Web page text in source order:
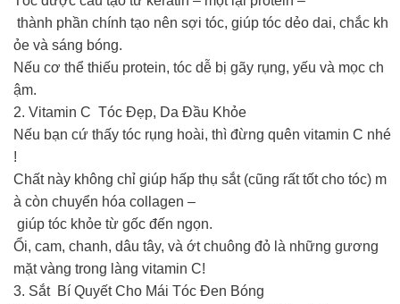
thành phần chính tạo nên sợi tóc, giúp tóc dẻo dai, chắc kh
ỏe và sáng bóng.
Nếu cơ thể thiếu protein, tóc dễ bị gãy rụng, yếu và mọc ch
ậm.
2. Vitamin C Tóc Đẹp, Da Đầu Khỏe
Nếu bạn cứ thấy tóc rụng hoài, thì đừng quên vitamin C nhé
!
Chất này không chỉ giúp hấp thụ sắt (cũng rất tốt cho tóc) m
à còn chuyển hóa collagen –
giúp tóc khỏe từ gốc đến ngọn.
Ổi, cam, chanh, dâu tây, và ớt chuông đỏ là những gương
mặt vàng trong làng vitamin C!
3. Sắt Bí Quyết Cho Mái Tóc Đen Bóng